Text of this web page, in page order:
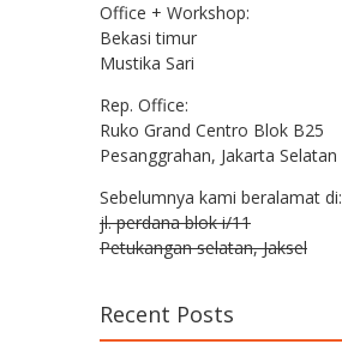
Office + Workshop:
Bekasi timur
Mustika Sari
Rep. Office:
Ruko Grand Centro Blok B25
Pesanggrahan, Jakarta Selatan
Sebelumnya kami beralamat di:
jl. perdana blok i/11
Petukangan selatan, Jaksel
Recent Posts